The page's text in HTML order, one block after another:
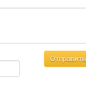
Отправить